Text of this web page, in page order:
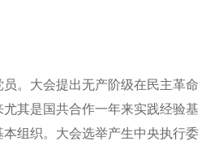
。大会提出无产阶级在民主革命
其是国共合作一年来实践经验基
组织。大会选举产生中央执行委